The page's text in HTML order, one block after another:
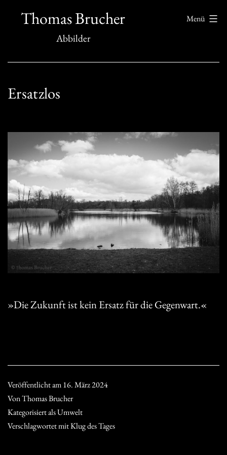
InhaltThomas Brucher
Abbilder
Menü
Ersatzlos
»Die Zukunft ist kein Ersatz für die Gegenwart.«
Veröffentlicht am16. März 2024
VonThomas Brucher
Kategorisiert alsUmwelt
Verschlagwortet mitKlug des Tages